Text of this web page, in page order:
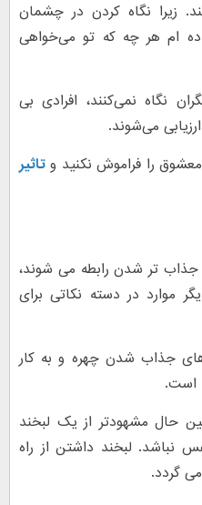
زیرا نگاه کردن در چشمان
ام هر چه که تو می‌خواهی
نگاه نمی‌کنند، افرادی بی
می‌شوند.
را فراموش نکنید و تاثیر
جذاب تر شدن رابطه می شوند،
موارد در دسته نکاتی برای
جذاب شدن چهره و به کار
است.
حال مشهودتر از یک لبخند
نباشد. لبخند داشتن از راه
گردد.